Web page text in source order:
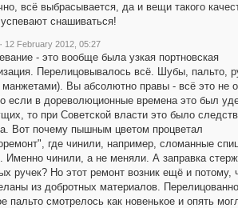
всё выбрасывается, да и вещи такого
снашиваться!
· 12 February 2012, 05:27
- это вообще была узкая портновская
Перелицовывалось всё. Шубы, пальто,
Вы абсолютно правы - всё это не
если в дореволюционные времена это был
то при Советской власти это было
Вот почему пышным цветом процветал
где чинили, например, сломанные
Именно чинили, а не меняли. А заправка
ручек? Но этот ремонт возник ещё и потому,
из добротных материалов.
пальто смотрелось как новенькое и опять